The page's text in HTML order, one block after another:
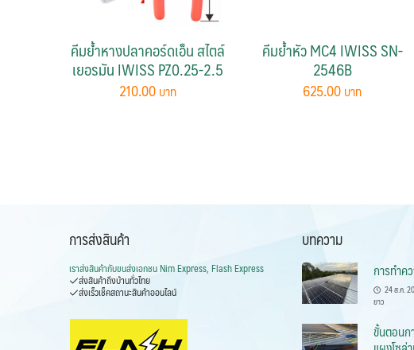
คีมย้ำหางปลาคอร์ดเอ็น สไตล์
เยอรมัน IWISS PZ0.25-2.5
210.00
คีมย้ำหัว MC4 IWISS SN-
2546B
625.00
การส่งสินค้า
เราส่งสินค้ากับขนส่งเอกชน Nim Express, Flash Express
ส่งสินค้าถึงบ้านทั่วไทย
ส่งเร็วเช็คสถานะสินค้าออนไลน์
บทความ
การทำค
24 ส.ค.
ยาว
ขั้นตอนก